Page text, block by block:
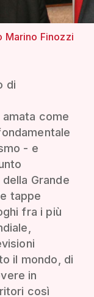
Marino Finozzi
di
come
- e
Grande
tappe
fra i più
il mondo, di
in
così